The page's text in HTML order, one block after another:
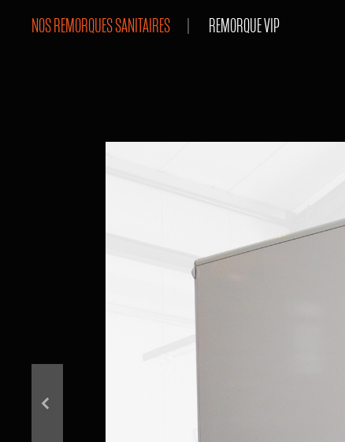
NOS REMORQUES SANITAIRES REMORQUE VIP
Précédent